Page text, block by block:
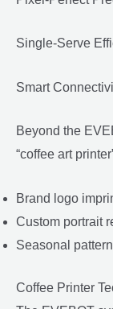
Single-Serve
Smart
Beyond the
“coffee art
Brand logo
Custom portrait
Seasonal
Coffee Printer